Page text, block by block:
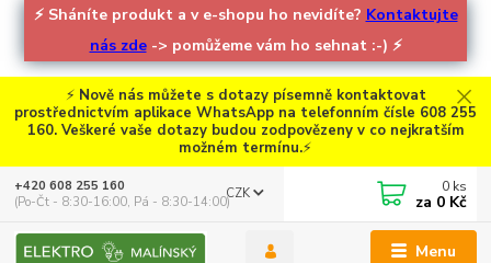
⚡ Sháníte produkt a v e-shopu ho nevidíte? Kontaktujte
nás zde-> pomůžeme vám ho sehnat :-) ⚡
⚡ Nově nás můžete s dotazy písemně kontaktovat
prostřednictvím aplikace WhatsApp na telefonním čísle 608 255
160. Veškeré vaše dotazy budou zodpovězeny v co nejkratším
možném termínu.⚡
Menu
CZK
+420 608 255 160
(Po-Čt - 8:30-16:00, Pá - 8:30-14:00)
0 ks
za 0 Kč